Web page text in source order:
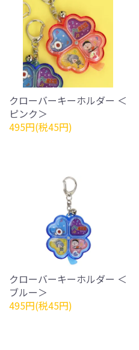
クローバーキーホルダー ＜
ピンク＞
495円(税45円)
クローバーキーホルダー ＜
ブルー＞
495円(税45円)